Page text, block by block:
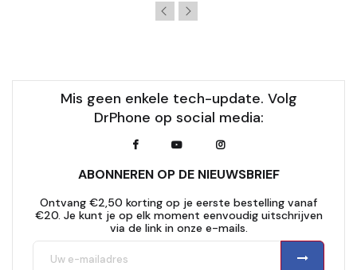
Mis geen enkele tech-update. Volg
DrPhone op social media:
ABONNEREN OP DE NIEUWSBRIEF
Ontvang €2,50 korting op je eerste bestelling vanaf
€20. Je kunt je op elk moment eenvoudig uitschrijven
via de link in onze e-mails.